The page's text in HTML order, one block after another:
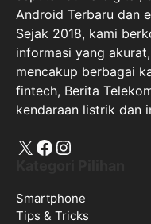
Android Terbaru dan
Sejak 2018, kami
informasi yang
mencakup berbagai
fintech, Berita
kendaraan listrik dan
X Facebook
Instagram
Smartphone
Tips & Tricks